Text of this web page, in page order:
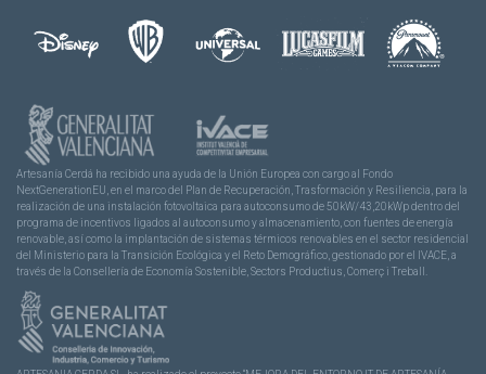
Artesanía Cerdá ha recibido una ayuda de la Unión Europea con cargo al Fondo
NextGenerationEU, en el marco del Plan de Recuperación, Trasformación y Resiliencia, para la
realización de una instalación fotovoltaica para autoconsumo de 50kW/43,20kWp dentro del
programa de incentivos ligados al autoconsumo y almacenamiento, con fuentes de energía
renovable, así como la implantación de sistemas térmicos renovables en el sector residencial
del Ministerio para la Transición Ecológica y el Reto Demográfico, gestionado por el IVACE, a
través de la Consellería de Economía Sostenible, Sectors Productius, Comerç i Treball.